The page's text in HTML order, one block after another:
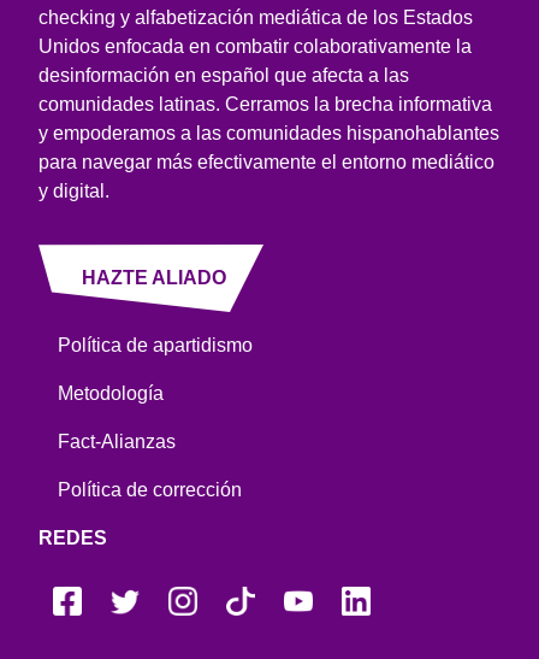
checking y alfabetización mediática de los Estados
Unidos enfocada en combatir colaborativamente la
desinformación en español que afecta a las
comunidades latinas. Cerramos la brecha informativa
y empoderamos a las comunidades hispanohablantes
para navegar más efectivamente el entorno mediático
y digital.
HAZTE ALIADO
Política de apartidismo
Metodología
Fact-Alianzas
Política de corrección
REDES